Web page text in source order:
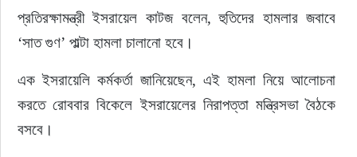
প্রতিরক্ষামন্ত্রী ইসরায়েল কাটজ বলেন, হুতিদের হামলার জবাবে
‘সাত গুণ’ পাল্টা হামলা চালানো হবে।
এক ইসরায়েলি কর্মকর্তা জানিয়েছেন, এই হামলা নিয়ে আলোচনা
করতে রোববার বিকেলে ইসরায়েলের নিরাপত্তা মন্ত্রিসভা বৈঠকে
বসবে।